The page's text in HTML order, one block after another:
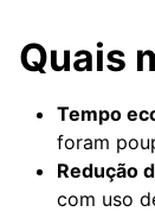
Quais
Tempo
foram
Redução
com uso